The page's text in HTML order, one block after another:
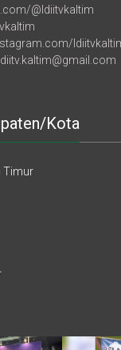
ldiitvkaltim